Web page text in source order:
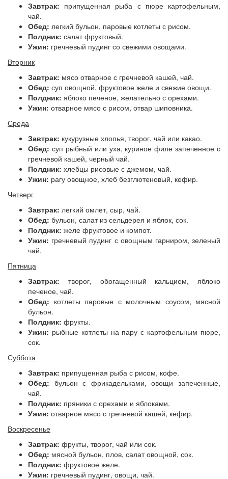
Завтрак: припущенная рыба с пюре картофельным,
чай.
Обед: легкий бульон, паровые котлеты с рисом.
Полдник: салат фруктовый.
Ужин: гречневый пудинг со свежими овощами.
Вторник
Завтрак: мясо отварное с гречневой кашей, чай.
Обед: суп овощной, фруктовое желе и свежие овощи.
Полдник: яблоко печеное, желательно с орехами.
Ужин: отварное мясо с рисом, отвар шиповника.
Среда
Завтрак: кукурузные хлопья, творог, чай или какао.
Обед: суп рыбный или уха, куриное филе запеченное с
гречневой кашей, черный чай.
Полдник: хлебцы рисовые с джемом, чай.
Ужин: рагу овощное, хлеб безглютеновый, кефир.
Четверг
Завтрак: легкий омлет, сыр, чай.
Обед: бульон, салат из сельдерея и яблок, сок.
Полдник: желе фруктовое и компот.
Ужин: гречневый пудинг с овощным гарниром, зеленый
чай.
Пятница
Завтрак: творог, обогащенный кальцием, яблоко
печеное, чай.
Обед: котлеты паровые с молочным соусом, мясной
бульон.
Полдник: фрукты.
Ужин: рыбные котлеты на пару с картофельным пюре,
сок.
Суббота
Завтрак: припущенная рыба с рисом, кофе.
Обед: бульон с фрикадельками, овощи запеченные,
чай.
Полдник: пряники с орехами и яблоками.
Ужин: отварное мясо с гречневой кашей, кефир.
Воскресенье
Завтрак: фрукты, творог, чай или сок.
Обед: мясной бульон, плов, салат овощной, сок.
Полдник: фруктовое желе.
Ужин: гречневый пудинг, овощи, чай.